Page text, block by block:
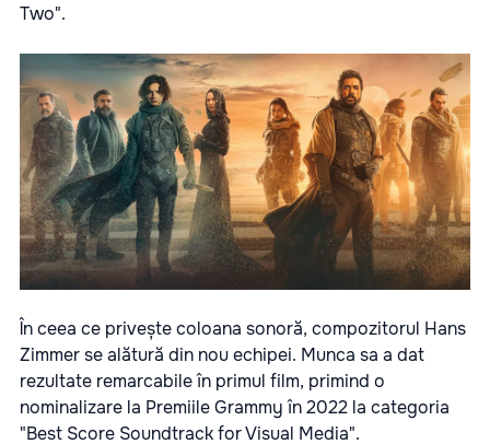
Two".
În ceea ce privește coloana sonoră, compozitorul Hans
Zimmer se alătură din nou echipei. Munca sa a dat
rezultate remarcabile în primul film, primind o
nominalizare la Premiile Grammy în 2022 la categoria
"Best Score Soundtrack for Visual Media".